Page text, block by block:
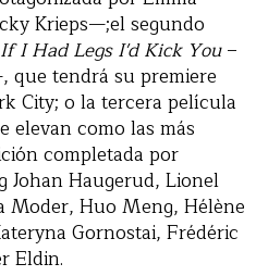
Krieps—;el segundo
If I Had Legs I'd Kick You–
que tendrá su premiere
City; o la tercera película
elevan como las más
completada por
Johan Haugerud, Lionel
Moder, Huo Meng, Hélène
Gornostai, Frédéric
Eldin.